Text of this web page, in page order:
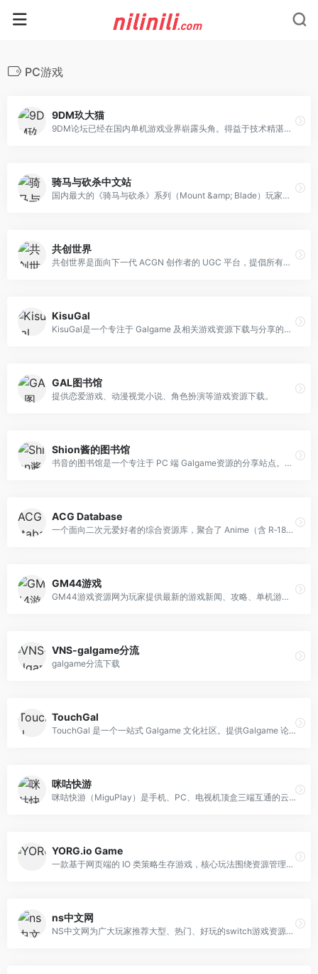
PC游戏
9DM玖大猫
9DM论坛已经在国内单机游戏业界崭露头角。得益于技术精湛的运维人员和众多圈内知名MOD技术人士的加入，9DM从内容产出和用户体验等多个方面不断吸引更多的粉丝，并增强用户的粘性。
骑马与砍杀中文站
国内最大的《骑马与砍杀》系列（Mount &amp; Blade）玩家社区，提供论坛交流、资讯发布、MOD 分享、联机组织等全方位服务，该网站是《骑马与砍杀》玩家在中国的核心聚集地，集合了论坛交流、最新资讯、资源下载、社区活动等多种功能，形成了一个完整的生态体系，为新老玩家提供了便捷的交流平台和丰富的游戏内容。
共创世界
共创世界是面向下一代 ACGN 创作者的 UGC 平台，提倡所有人学习所有人，所有人尊重所有人，所有人帮助所有人。用户可以轻代码协同制作高互动性游戏和动画并邀请朋友一起创作游玩，充分释放创造力，人人都能成为二次文艺复兴的“达芬奇”。
KisuGal
KisuGal是一个专注于 Galgame 及相关游戏资源下载与分享的网站，支持的平台包含PC、安卓直装、KRKR 模拟器、ONS 模拟器、Yuzu 模拟器等，Galgame游戏类型有恋爱喜剧、治愈、猎奇、经营 SLG 等多种风格。收录时停社（Hulotte）、紫社（Purple Software）、Nitro+ 等多家知名会社的作品。
GAL图书馆
提供恋爱游戏、动漫视觉小说、角色扮演等游戏资源下载。
Shion酱的图书馆
书音的图书馆是一个专注于 PC 端 Galgame资源的分享站点。网站收录并提供汉化、AI 汉化、原版等多种版本的游戏下载与介绍。
ACG Database
一个面向二次元爱好者的综合资源库，聚合了 Anime（含 R‑18）‍、ASMR、Comic（漫画）‍、Galgame、3D、Books/Light‑novel 等多类内容。
GM44游戏
GM44游戏资源网为玩家提供最新的游戏新闻、攻略、单机游戏资源、汉化资源、游戏补丁、游戏下载等，经过多年努力已成为游戏玩家首要选择的游戏资讯、游戏资源网站
VNS-galgame分流
galgame分流下载
TouchGal
TouchGal 是一个一站式 Galgame 文化社区。提供Galgame 论坛、Galgame 下载等服务。承诺永久免费, 高质量。为Galgame 爱好者提供一片净土！
咪咕快游
咪咕快游（MiguPlay）是手机、PC、电视机顶盒三端互通的云游戏平台。依托云端强大算力，让用户无需下载安装，即可在手机、电脑、电视/机顶盒上即点即玩海量游戏。平台汇集了上千款3A主机大作、热门PC游戏及精品手游，为用户提供随时随地、多屏无缝衔接的畅快游戏体验。
YORG.io Game
一款基于网页端的 IO 类策略生存游戏，核心玩法围绕资源管理、基地建设与抵御僵尸波次展开，兼具策略深度与操作便捷性，支持全球玩家实时互动。项目详情游戏类型IO 类策略生存游戏（网页 / Steam 双端）核心玩法资源采集→基地建设→防御布局→抵御僵尸最新版本v2.6.8（2022 年 3 月 4 日更新）核心特色技能树、存档系统、全球排行榜、多语言支持
ns中文网
NS中文网为广大玩家推荐大型、热门、好玩的switch游戏资源，收录单机3A独立大作、独立精品小众游戏及DLC扩展内容，游戏MOD教学。所有资源均通过合规性验证，提供云存档继承教程 。